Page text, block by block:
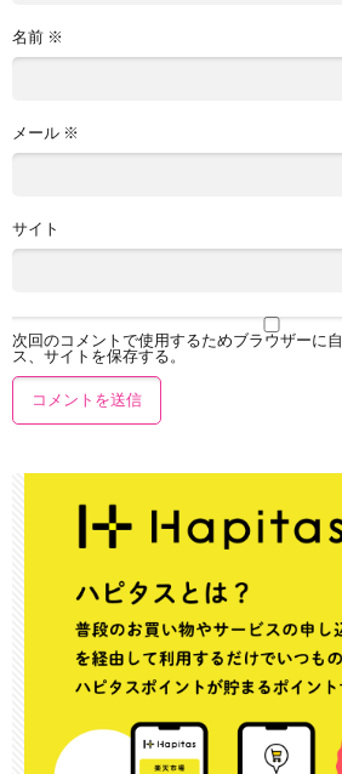
名前 ※
メール ※
サイト
次回のコメントで使用するためブラウザーに
ス、サイトを保存する。